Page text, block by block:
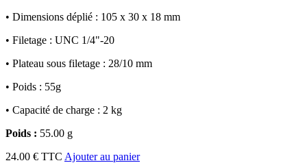
• Dimensions déplié : 105 x 30 x 18 mm
• Filetage : UNC 1/4"-20
• Plateau sous filetage : 28/10 mm
• Poids : 55g
• Capacité de charge : 2 kg
Poids : 55.00 g
24.00 € TTC Ajouter au panier